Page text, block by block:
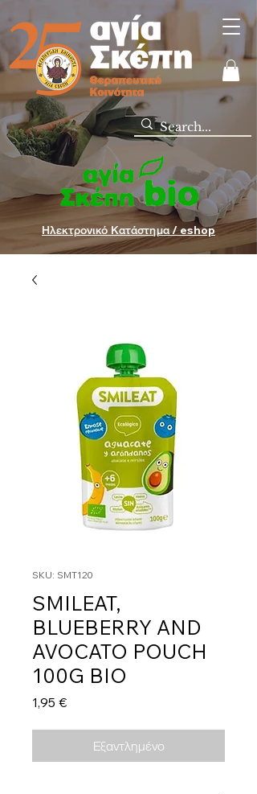
Ηλεκτρονικό Κατάστημα / eshop
SKU: SMT120
SMILEAT,
BLUEBERRY AND
AVOCATO POUCH
100G BIO
1,95 €Τιμή
Εξαντλημένο